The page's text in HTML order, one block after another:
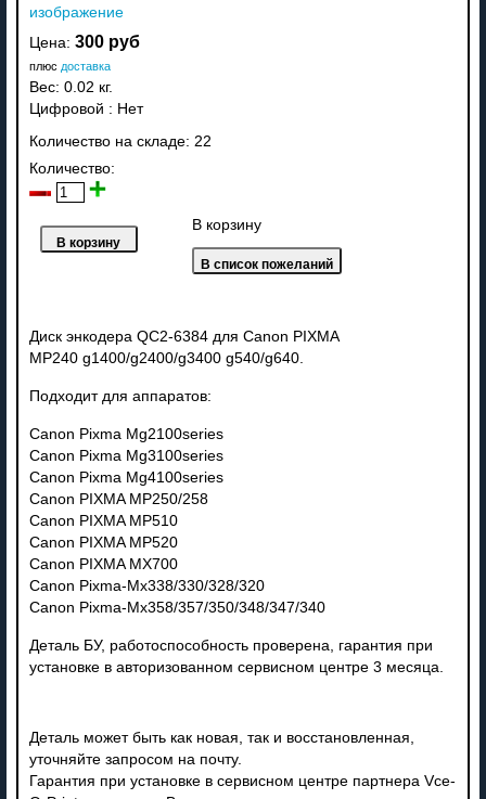
изображение
Цена: 300 руб
плюс доставка
Вес: 0.02 кг.
Цифровой : Нет
Количество на складе: 22
Количество:
В корзину
Диск энкодера QC2-6384 для Canon PIXMA
MP240 g1400/g2400/g3400 g540/g640.
Подходит для аппаратов:
Canon Pixma Mg2100series
Canon Pixma Mg3100series
Canon Pixma Mg4100series
Canon PIXMA MP250/258
Canon PIXMA MP510
Canon PIXMA MP520
Canon PIXMA MX700
Canon Pixma-Mx338/330/328/320
Canon Pixma-Mx358/357/350/348/347/340
Деталь БУ, работоспособность проверена, гарантия при
установке в авторизованном сервисном центре 3 месяца.
Деталь может быть как новая, так и восстановленная,
уточняйте запросом на почту.
Гарантия при установке в сервисном центре партнера Vce-